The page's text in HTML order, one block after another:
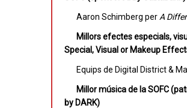
Aaron Schimberg per A
Millors efectes especials,
Special, Visual or Makeup
Equips de Digital District &
Millor música de la SOFC
by DARK)